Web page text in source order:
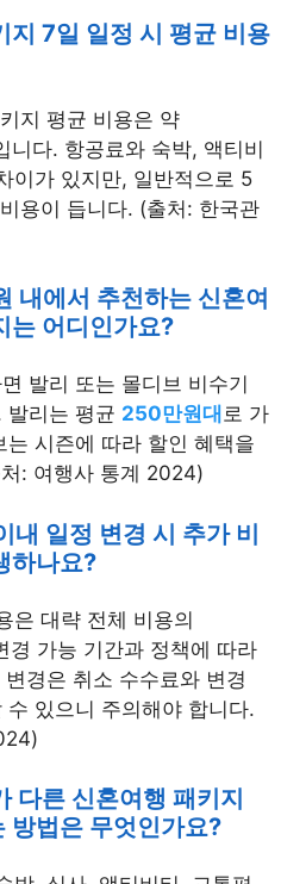
지 7일 일정 시 평균 비용
니다. 항공료와 숙박, 액티비
이가 있지만, 일반적으로 5
용이 듭니다. (출처: 한국관
내에서 추천하는 신혼여
는 어디인가요?
발리는 평균 250만원대 로 가
시즌에 따라 할인 혜택을
: 여행사 통계 2024)
내 일정 변경 시 추가 비
하나요?
가능 기간과 정책에 따라
경은 취소 수수료와 변경
있으니 주의해야 합니다.
다른 신혼여행 패키지
방법은 무엇인가요?